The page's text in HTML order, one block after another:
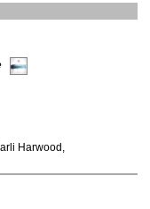
Harwood,